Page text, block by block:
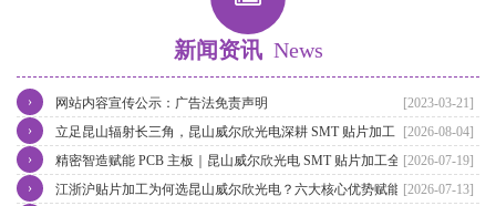
新闻资讯 News
[2023-03-21]
网站内容宣传公示：广告法免责声明
›
[2026-08-04]
立足昆山辐射长三角，昆山威尔欣光电深耕 SMT 贴片加工，赋能江
浙沪电子智造升级
›
[2026-07-19]
精密智造赋能 PCB 主板｜昆山威尔欣光电 SMT 贴片加工全流程实力
解析
›
[2026-07-13]
江浙沪贴片加工为何选昆山威尔欣光电？六大核心优势赋能长三角电
›